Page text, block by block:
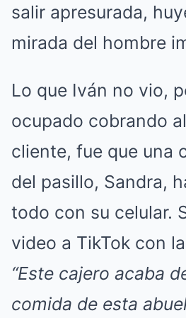
salir apresurada,
mirada del hombre
Lo que Iván no vio,
ocupado cobrando
cliente, fue que una
del pasillo, Sandra,
todo con su celular.
video a TikTok con
“Este cajero acaba
comida de esta